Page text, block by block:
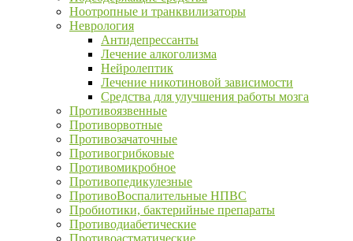
Ноотропные и транквилизаторы
Неврология
Антидепрессанты
Лечение алкоголизма
Нейролептик
Лечение никотиновой зависимости
Средства для улучшения работы мозга
Противоязвенные
Противорвотные
Противозачаточные
Противогрибковые
Противомикробное
Противопедикулезные
ПротивоВоспалительные НПВС
Пробиотики, бактерийные препараты
Противодиабетические